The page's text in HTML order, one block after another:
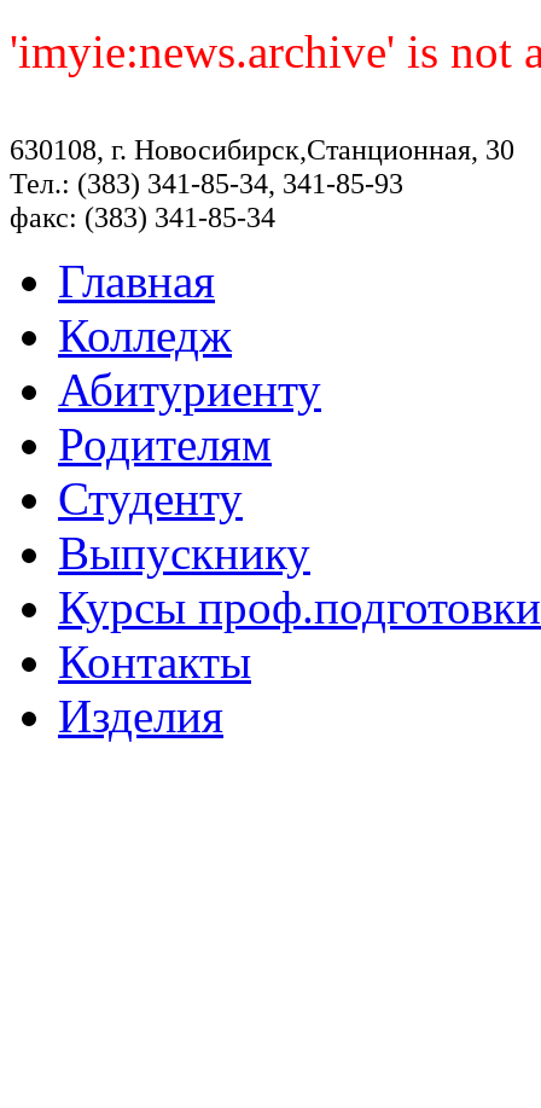
'imyie:news.archive' is not
630108, г. Новосибирск,Станционная, 30
Тел.: (383) 341-85-34, 341-85-93
факс: (383) 341-85-34
Главная
Колледж
Абитуриенту
Родителям
Студенту
Выпускнику
Курсы проф.подготовки
Контакты
Изделия